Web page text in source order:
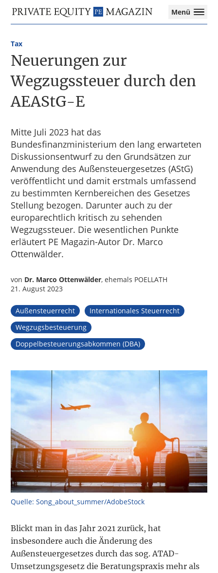
Hauptnavigation
Inhalt
Private
Equity
Das
für
die
Private
Equity-
Branche
–
Investment
I
M&A
I
Tax
Menü
Neuerungen zur
Wegzugssteuer durch den
AEAStG-E
Mitte Juli 2023 hat das
Bundesfinanzministerium den lang erwarteten
Diskussionsentwurf zu den Grundsätzen zur
Anwendung des Außensteuergesetzes (AStG)
veröffentlicht und damit erstmals umfassend
zu bestimmten Kernbereichen des Gesetzes
Stellung bezogen. Darunter auch zu der
europarechtlich kritisch zu sehenden
Wegzugssteuer. Die wesentlichen Punkte
erläutert PE Magazin-Autor Dr. Marco
Ottenwälder.
Tax
von Dr. Marco Ottenwälder, ehemals POELLATH
21. August 2023
Außensteuerrecht
Internationales Steuerrecht
Wegzugsbesteuerung
Doppelbesteuerungsabkommen (DBA)
Quelle: Song_about_summer/AdobeStock
Blickt man in das Jahr 2021 zurück, hat
insbesondere auch die Änderung des
Außensteuer­gesetzes durch das sog. ATAD-
Umsetzungsgesetz die Beratungspraxis mehr als